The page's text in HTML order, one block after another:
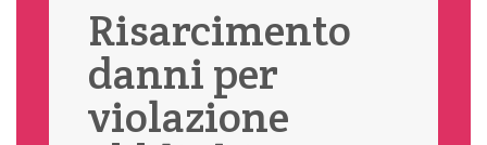
Risarcimento
danni per
violazione